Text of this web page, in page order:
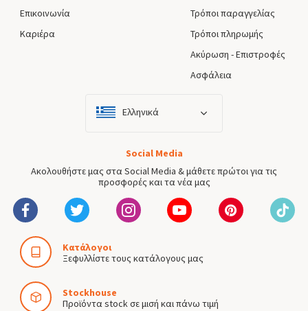
Επικοινωνία
Καριέρα
Τρόποι παραγγελίας
Τρόποι πληρωμής
Ακύρωση - Επιστροφές
Ασφάλεια
Ελληνικά
Social Media
Ακολουθήστε μας στα Social Media & μάθετε πρώτοι για τις
προσφορές και τα νέα μας
Κατάλογοι
Ξεφυλλίστε τους κατάλογους μας
Stockhouse
Προϊόντα stock σε μισή και πάνω τιμή